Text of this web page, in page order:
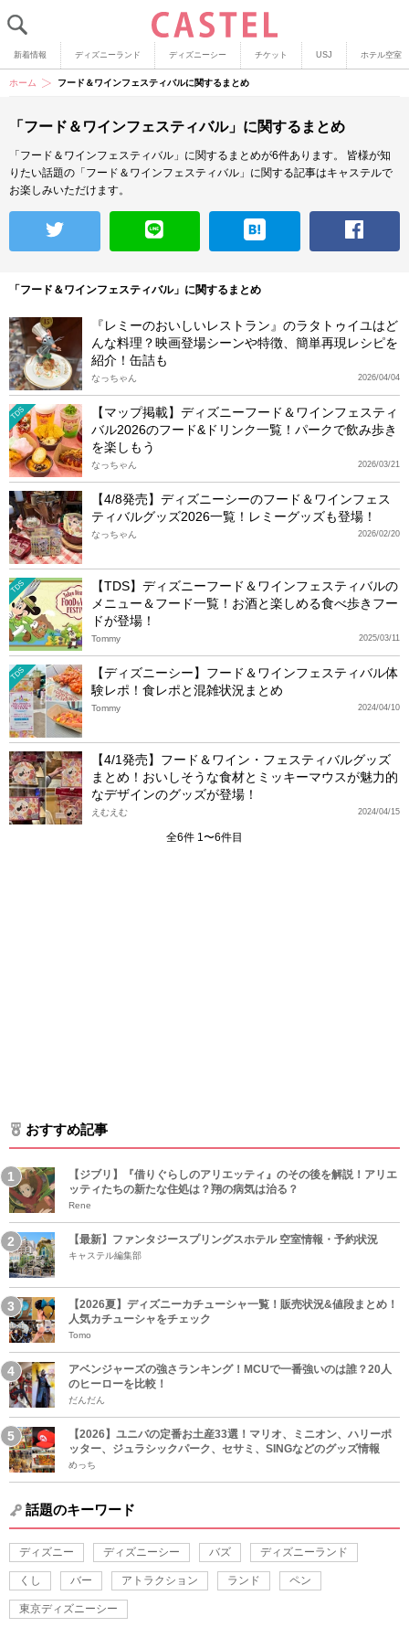
新着情報 ディズニーランド ディズニーシー チケット USJ ホテル空室
ホーム フード＆ワインフェスティバルに関するまとめ
「フード＆ワインフェスティバル」に関するまとめ
「フード＆ワインフェスティバル」に関するまとめが6件あります。
皆様が知
りたい話題の「フード＆ワインフェスティバル」に関する記事はキャステルで
お楽しみいただけます。
「フード＆ワインフェスティバル」に関するまとめ
『レミーのおいしいレストラン』のラタトゥイユはど
んな料理？映画登場シーンや特徴、簡単再現レシピを
紹介！缶詰も
2026/04/04
なっちゃん
TDS
【マップ掲載】ディズニーフード＆ワインフェスティ
バル2026のフード&ドリンク一覧！パークで飲み歩き
を楽しもう
2026/03/21
なっちゃん
【4/8発売】ディズニーシーのフード＆ワインフェス
ティバルグッズ2026一覧！レミーグッズも登場！
2026/02/20
なっちゃん
TDS
【TDS】ディズニーフード＆ワインフェスティバルの
メニュー＆フード一覧！お酒と楽しめる食べ歩きフー
ドが登場！
2025/03/11
Tommy
TDS
【ディズニーシー】フード＆ワインフェスティバル体
験レポ！食レポと混雑状況まとめ
2024/04/10
Tommy
【4/1発売】フード＆ワイン・フェスティバルグッズ
まとめ！おいしそうな食材とミッキーマウスが魅力的
なデザインのグッズが登場！
2024/04/15
えむえむ
全6件 1〜6件目
おすすめ記事
【ジブリ】『借りぐらしのアリエッティ』のその後を解説！アリエ
ッティたちの新たな住処は？翔の病気は治る？
Rene
【最新】ファンタジースプリングスホテル 空室情報・予約状況
キャステル編集部
【2026夏】ディズニーカチューシャ一覧！販売状況&値段まとめ！
人気カチューシャをチェック
Tomo
アベンジャーズの強さランキング！MCUで一番強いのは誰？20人
のヒーローを比較！
だんだん
【2026】ユニバの定番お土産33選！マリオ、ミニオン、ハリーポ
ッター、ジュラシックパーク、セサミ、SINGなどのグッズ情報
めっち
話題のキーワード
ディズニー ディズニーシー バズ ディズニーランド
くし バー アトラクション ランド ペン
東京ディズニーシー